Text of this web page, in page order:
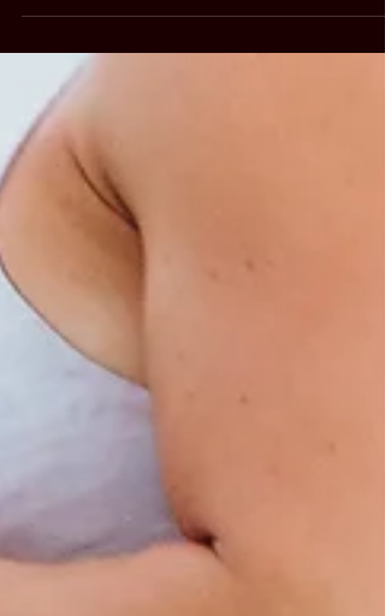
parantaa lihaskuntoaan ja nimenomaan